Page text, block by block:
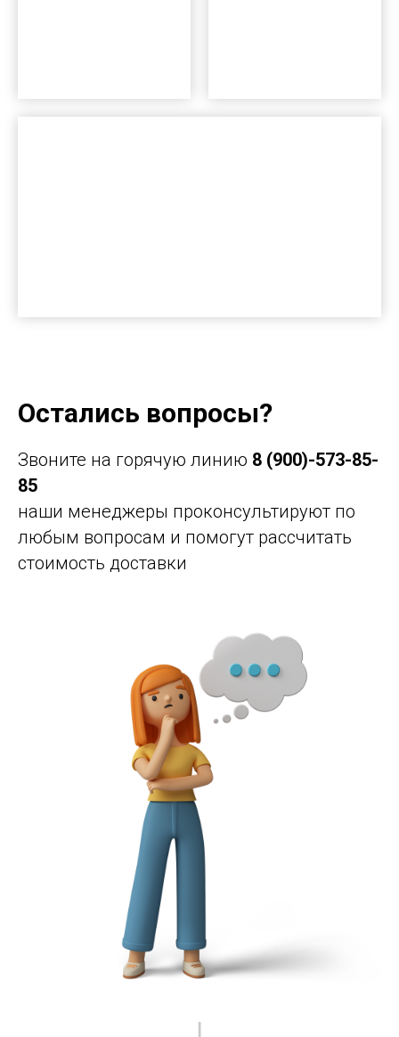
Остались вопросы?
Звоните на горячую линию 8 (900)-573-85-
85
наши менеджеры проконсультируют по
любым вопросам и помогут рассчитать
стоимость доставки